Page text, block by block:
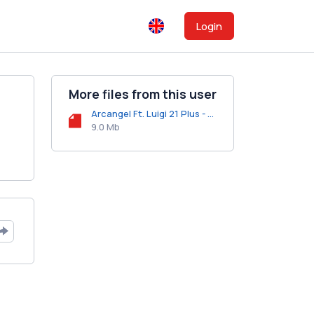
Login
More files from this user
Arcangel Ft. Luigi 21 Plus - Me Gusta.mp3
9.0 Mb